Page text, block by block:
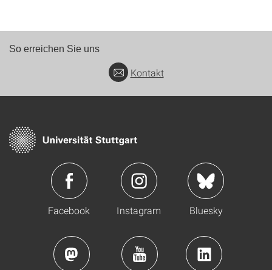
So erreichen Sie uns
Kontakt
Facebook Instagram Bluesky